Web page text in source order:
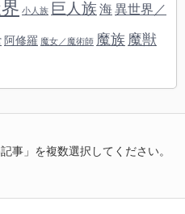
小人族 巨人族 海異世界／
阿修羅 魔女／魔術師 魔族 魔獣
事」を複数選択してください。